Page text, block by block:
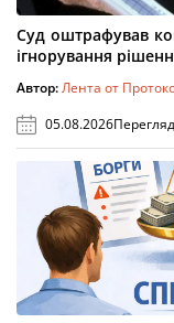
Суд оштрафував
ігнорування
Автор:Лента от
05.08.2026